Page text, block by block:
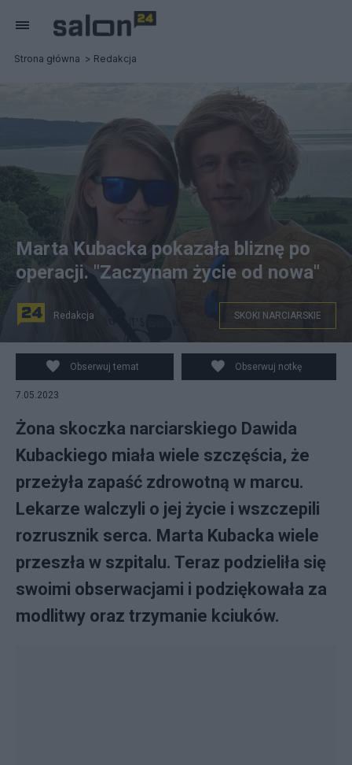
Strona główna Redakcja
Marta Kubacka pokazała bliznę po
operacji. "Zaczynam życie od nowa"
Redakcja SKOKI NARCIARSKIE
Obserwuj temat Obserwuj notkę
7.05.2023
Żona skoczka narciarskiego Dawida
Kubackiego miała wiele szczęścia, że
przeżyła zapaść zdrowotną w marcu.
Lekarze walczyli o jej życie i wszczepili
rozrusznik serca. Marta Kubacka wiele
przeszła w szpitalu. Teraz podzieliła się
swoimi obserwacjami i podziękowała za
modlitwy oraz trzymanie kciuków.